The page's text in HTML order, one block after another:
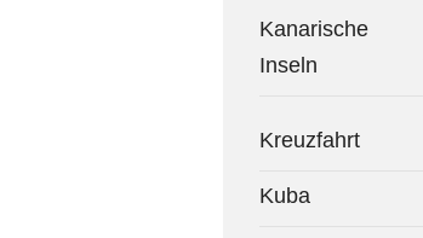
Kanarische
Inseln
Kreuzfahrt
Kuba